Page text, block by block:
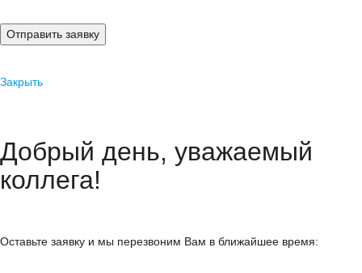
Отправить заявку
Закрыть
Добрый день, уважаемый
коллега!
Оставьте заявку и мы перезвоним Вам в ближайшее время: